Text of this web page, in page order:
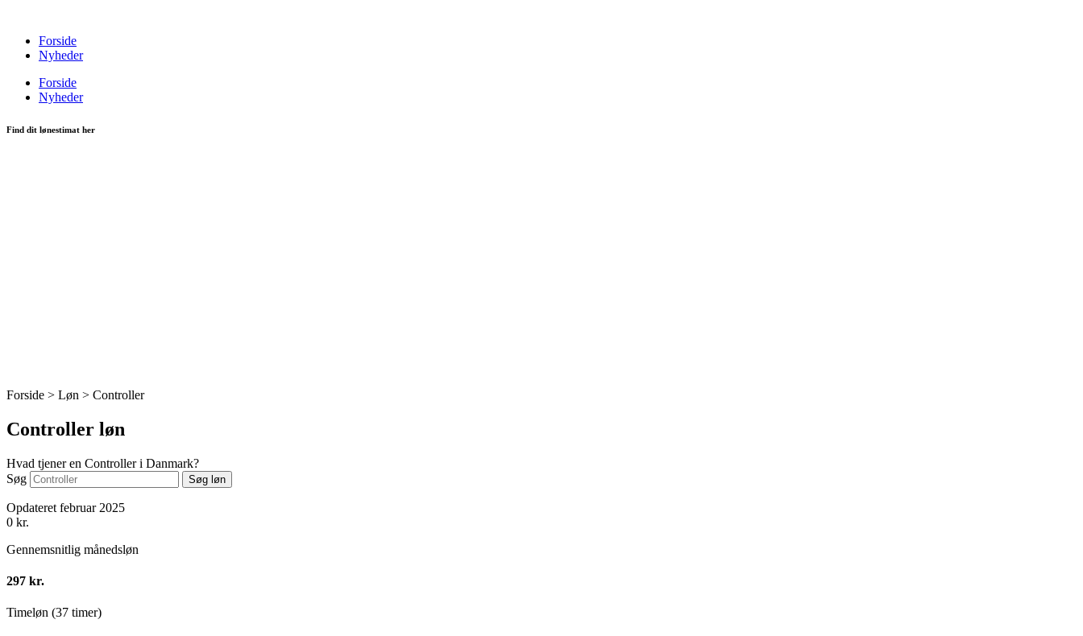
indholdForside
Nyheder
Forside
Nyheder
Find dit lønestimat her
Forside > Løn > Controller
Controller løn
Hvad tjener en Controller i Danmark?
Søg
Søg løn
Opdateret februar 2025
0 kr.
Gennemsnitlig månedsløn
297 kr.
Timeløn (37 timer)